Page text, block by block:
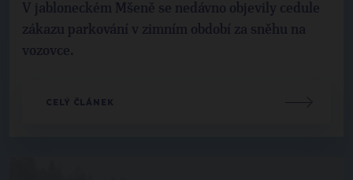
V jabloneckém Mšeně se nedávno objevily cedule
zákazu parkování v zimním období za sněhu na
vozovce.
CELÝ ČLÁNEK